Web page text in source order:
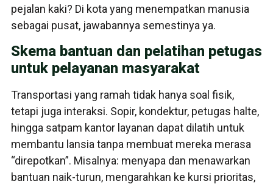
pejalan kaki? Di kota yang menempatkan manusia
sebagai pusat, jawabannya semestinya ya.
Skema bantuan dan pelatihan petugas
untuk pelayanan masyarakat
Transportasi yang ramah tidak hanya soal fisik,
tetapi juga interaksi. Sopir, kondektur, petugas halte,
hingga satpam kantor layanan dapat dilatih untuk
membantu lansia tanpa membuat mereka merasa
“direpotkan”. Misalnya: menyapa dan menawarkan
bantuan naik-turun, mengarahkan ke kursi prioritas,